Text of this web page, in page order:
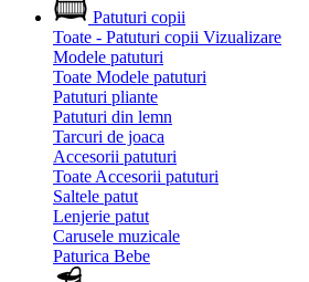
Patuturi copii
Toate - Patuturi copii Vizualizare
Modele patuturi
Toate Modele patuturi
Patuturi pliante
Patuturi din lemn
Tarcuri de joaca
Accesorii patuturi
Toate Accesorii patuturi
Saltele patut
Lenjerie patut
Carusele muzicale
Paturica Bebe